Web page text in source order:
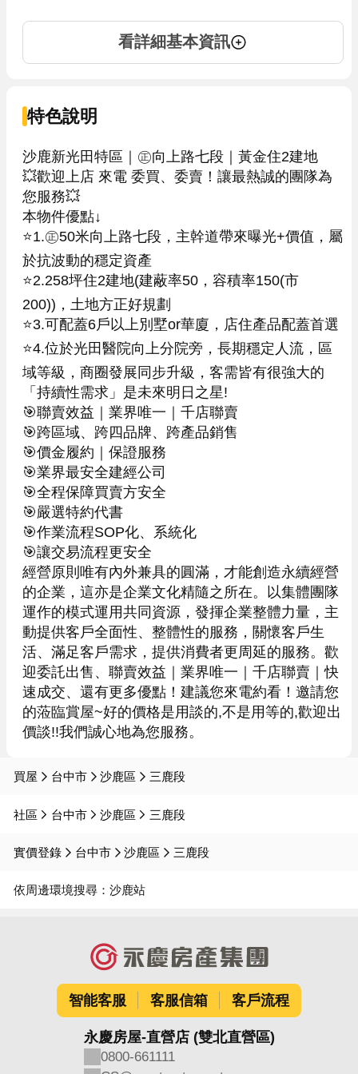
看詳細基本資訊
特色說明
沙鹿新光田特區｜㊣向上路七段｜黃金住2建地
💥歡迎上店 來電 委買、委賣！讓最熱誠的團隊為
您服務💥
本物件優點↓
⭐1.㊣50米向上路七段，主幹道帶來曝光+價值，屬
於抗波動的穩定資產
⭐2.258坪住2建地(建蔽率50，容積率150(市
200))，土地方正好規劃
⭐3.可配蓋6戶以上別墅or華廈，店住產品配蓋首選
⭐4.位於光田醫院向上分院旁，長期穩定人流，區
域等級，商圈發展同步升級，客需皆有很強大的
「持續性需求」是未來明日之星!
🎯聯賣效益｜業界唯一｜千店聯賣
🎯跨區域、跨四品牌、跨產品銷售
🎯價金履約｜保證服務
🎯業界最安全建經公司
🎯全程保障買賣方安全
🎯嚴選特約代書
🎯作業流程SOP化、系統化
🎯讓交易流程更安全
經營原則唯有內外兼具的圓滿，才能創造永續經營
的企業，這亦是企業文化精隨之所在。以集體團隊
運作的模式運用共同資源，發揮企業整體力量，主
動提供客戶全面性、整體性的服務，關懷客戶生
活、滿足客戶需求，提供消費者更周延的服務。歡
迎委託出售、聯賣效益｜業界唯一｜千店聯賣｜快
速成交、還有更多優點！建議您來電約看！邀請您
的蒞臨賞屋~好的價格是用談的,不是用等的,歡迎出
價談!!我們誠心地為您服務。
買屋 台中市 沙鹿區 三鹿段
社區 台中市 沙鹿區 三鹿段
實價登錄 台中市 沙鹿區 三鹿段
依周邊環境搜尋： 沙鹿站
智能客服 客服信箱 客戶流程
永慶房屋-直營店 (雙北直營區)
0800-661111